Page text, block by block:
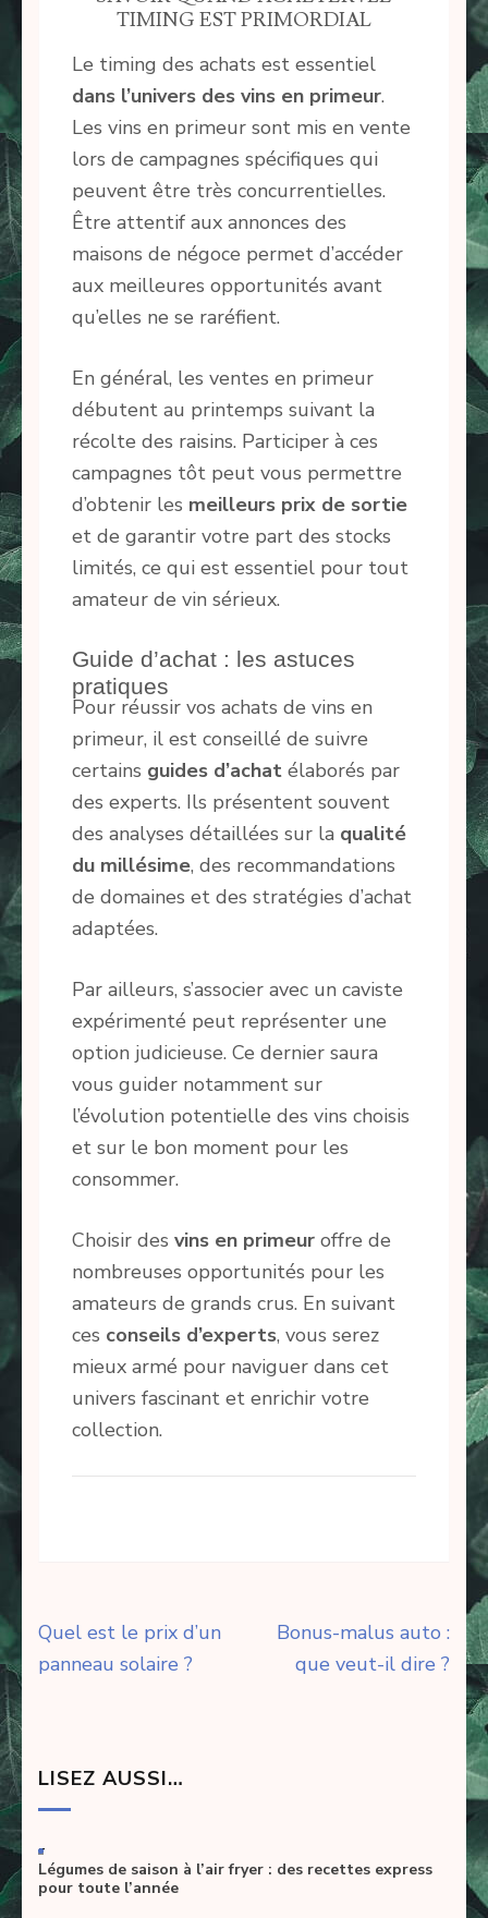
TIMING EST PRIMORDIAL
Le timing des achats est essentiel
dans l’univers des vins en primeur.
Les vins en primeur sont mis en vente
lors de campagnes spécifiques qui
peuvent être très concurrentielles.
Être attentif aux annonces des
maisons de négoce permet d’accéder
aux meilleures opportunités avant
qu’elles ne se raréfient.
En général, les ventes en primeur
débutent au printemps suivant la
récolte des raisins. Participer à ces
campagnes tôt peut vous permettre
d’obtenir les meilleurs prix de sortie
et de garantir votre part des stocks
limités, ce qui est essentiel pour tout
amateur de vin sérieux.
Guide d’achat : les astuces
pratiques
Pour réussir vos achats de vins en
primeur, il est conseillé de suivre
certains guides d’achat élaborés par
des experts. Ils présentent souvent
des analyses détaillées sur la qualité
du millésime, des recommandations
de domaines et des stratégies d’achat
adaptées.
Par ailleurs, s’associer avec un caviste
expérimenté peut représenter une
option judicieuse. Ce dernier saura
vous guider notamment sur
l’évolution potentielle des vins choisis
et sur le bon moment pour les
consommer.
Choisir des vins en primeur offre de
nombreuses opportunités pour les
amateurs de grands crus. En suivant
ces conseils d’experts, vous serez
mieux armé pour naviguer dans cet
univers fascinant et enrichir votre
collection.
Navigation
de
Quel est le prix d’un
panneau solaire ?
Bonus-malus auto :
que veut-il dire ?
LISEZ AUSSI…
-
Légumes de saison à l’air fryer : des recettes express
pour toute l’année